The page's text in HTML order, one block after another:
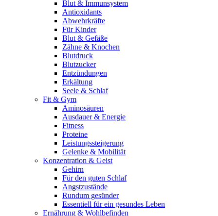
Blut & Immunsystem
Antioxidants
Abwehrkräfte
Für Kinder
Blut & Gefäße
Zähne & Knochen
Blutdruck
Blutzucker
Entzündungen
Erkältung
Seele & Schlaf
Fit & Gym
Aminosäuren
Ausdauer & Energie
Fitness
Proteine
Leistungssteigerung
Gelenke & Mobilität
Konzentration & Geist
Gehirn
Für den guten Schlaf
Angstzustände
Rundum gesünder
Essentiell für ein gesundes Leben
Ernährung & Wohlbefinden